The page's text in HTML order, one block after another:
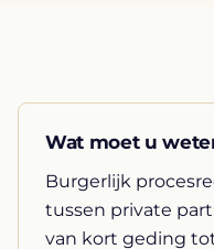
Wat moet u
Burgerlijk
tussen private
van kort geding